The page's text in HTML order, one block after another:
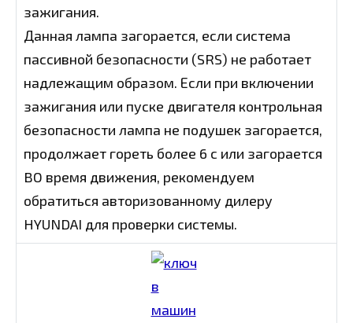
зажигания.
Данная лампа загорается, если система
пассивной безопасности (SRS) не работает
надлежащим образом. Если при включении
зажигания или пуске двигателя контрольная
безопасности лампа не подушек загорается,
продолжает гореть более 6 с или загорается
BO время движения, рекомендуем
обратиться авторизованному дилеру
HYUNDAI для проверки системы.